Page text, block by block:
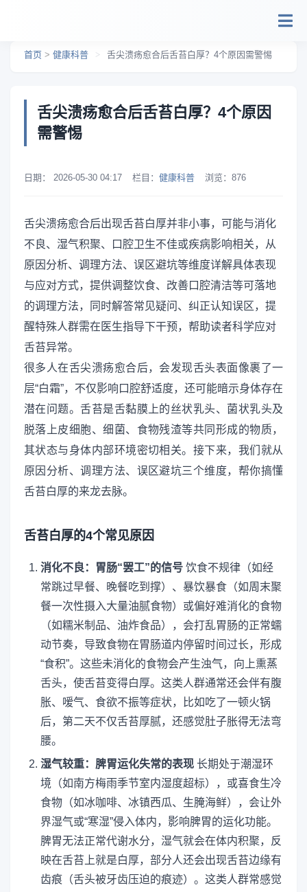
首页 > 健康科普 > 舌尖溃疡愈合后舌苔白厚？4个原因需警惕
舌尖溃疡愈合后舌苔白厚？4个原因
需警惕
日期： 2026-05-30 04:17 栏目： 健康科普 浏览： 876
舌尖溃疡愈合后出现舌苔白厚并非小事，可能与消化
不良、湿气积聚、口腔卫生不佳或疾病影响相关，从
原因分析、调理方法、误区避坑等维度详解具体表现
与应对方式，提供调整饮食、改善口腔清洁等可落地
的调理方法，同时解答常见疑问、纠正认知误区，提
醒特殊人群需在医生指导下干预，帮助读者科学应对
舌苔异常。
很多人在舌尖溃疡愈合后，会发现舌头表面像裹了一
层“白霜”，不仅影响口腔舒适度，还可能暗示身体存在
潜在问题。舌苔是舌黏膜上的丝状乳头、菌状乳头及
脱落上皮细胞、细菌、食物残渣等共同形成的物质，
其状态与身体内部环境密切相关。接下来，我们就从
原因分析、调理方法、误区避坑三个维度，帮你搞懂
舌苔白厚的来龙去脉。
舌苔白厚的4个常见原因
消化不良：胃肠“罢工”的信号 饮食不规律（如经
常跳过早餐、晚餐吃到撑）、暴饮暴食（如周末聚
餐一次性摄入大量油腻食物）或偏好难消化的食物
（如糯米制品、油炸食品），会打乱胃肠的正常蠕
动节奏，导致食物在胃肠道内停留时间过长，形成
“食积”。这些未消化的食物会产生浊气，向上熏蒸
舌头，使舌苔变得白厚。这类人群通常还会伴有腹
胀、嗳气、食欲不振等症状，比如吃了一顿火锅
后，第二天不仅舌苔厚腻，还感觉肚子胀得无法弯
腰。
湿气较重：脾胃运化失常的表现 长期处于潮湿环
境（如南方梅雨季节室内湿度超标），或喜食生冷
食物（如冰咖啡、冰镇西瓜、生腌海鲜），会让外
界湿气或“寒湿”侵入体内，影响脾胃的运化功能。
脾胃无法正常代谢水分，湿气就会在体内积聚，反
映在舌苔上就是白厚，部分人还会出现舌苔边缘有
齿痕（舌头被牙齿压迫的痕迹）。这类人群常感觉